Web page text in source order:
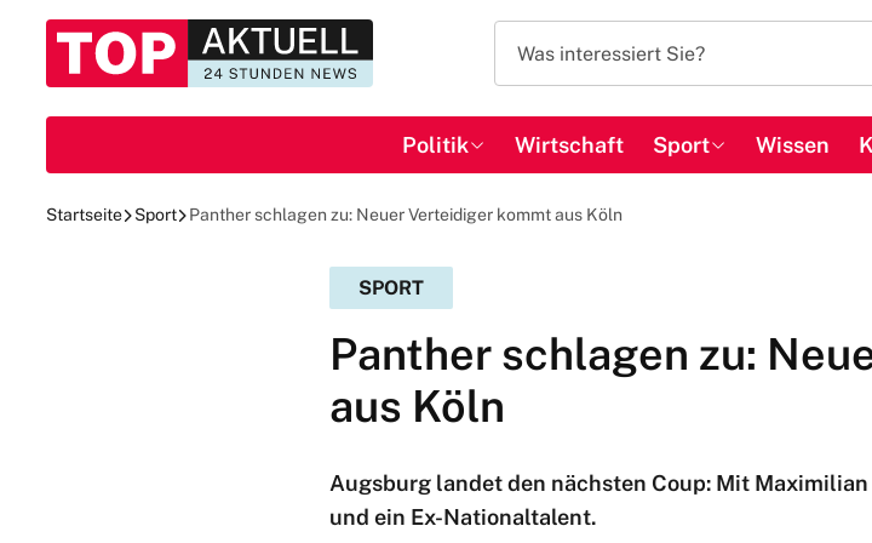
Politik Wirtschaft Sport Wissen
Startseite Sport Panther schlagen zu: Neuer Verteidiger kommt aus Köln
SPORT
Panther schlagen zu:
aus Köln
Augsburg landet den nächsten Coup: Mit
und ein Ex-Nationaltalent.